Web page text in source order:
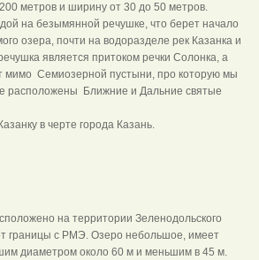
метров и ширину от 30 до 50 метров.
на безымянной речушке, что берет начало
озера, почти на водоразделе рек Казанка и
является притоком речки Солонка, а
мимо Семиозерной пустыни, про которую мы
расположены Ближние и Дальние святые
в Казанку в черте города Казань.
на территории Зеленодольского
границы с РМЭ. Озеро небольшое, имеет
диаметром около 60 м и меньшим в 45 м.